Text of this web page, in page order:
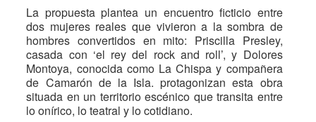
La propuesta plantea un encuentro ficticio entre
dos mujeres reales que vivieron a la sombra de
hombres convertidos en mito: Priscilla Presley,
casada con ‘el rey del rock and roll’, y Dolores
Montoya, conocida como La Chispa y compañera
de Camarón de la Isla. protagonizan esta obra
situada en un territorio escénico que transita entre
lo onírico, lo teatral y lo cotidiano.